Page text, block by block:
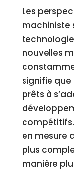
Les
machiniste
nouvelles
signifie
prêts à
en mesure
plus
manière